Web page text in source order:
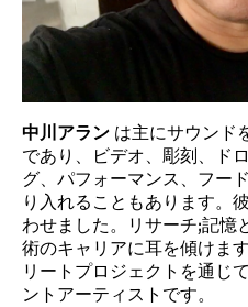
中川アラン は主にサウンド
であり、ビデオ、彫刻、ド
グ、パフォーマンス、フー
り入れることもあります。
わせました。リサーチ;記憶
術のキャリアに耳を傾けま
リートプロジェクトを通じ
ントアーティストです。